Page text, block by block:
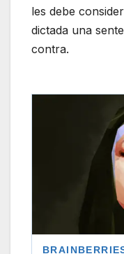
les debe
dictada una
contra.